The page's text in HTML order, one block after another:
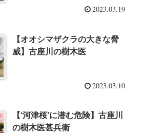
2023.03.19
【オオシマザクラの大きな脅
威】古座川の樹木医
2023.03.10
【‘河津桜’に潜む危険】古座川
の樹木医甚兵衛